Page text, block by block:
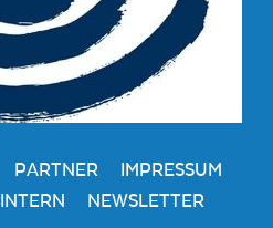
PARTNER
IMPRESSUM
INTERN NEWSLETTER